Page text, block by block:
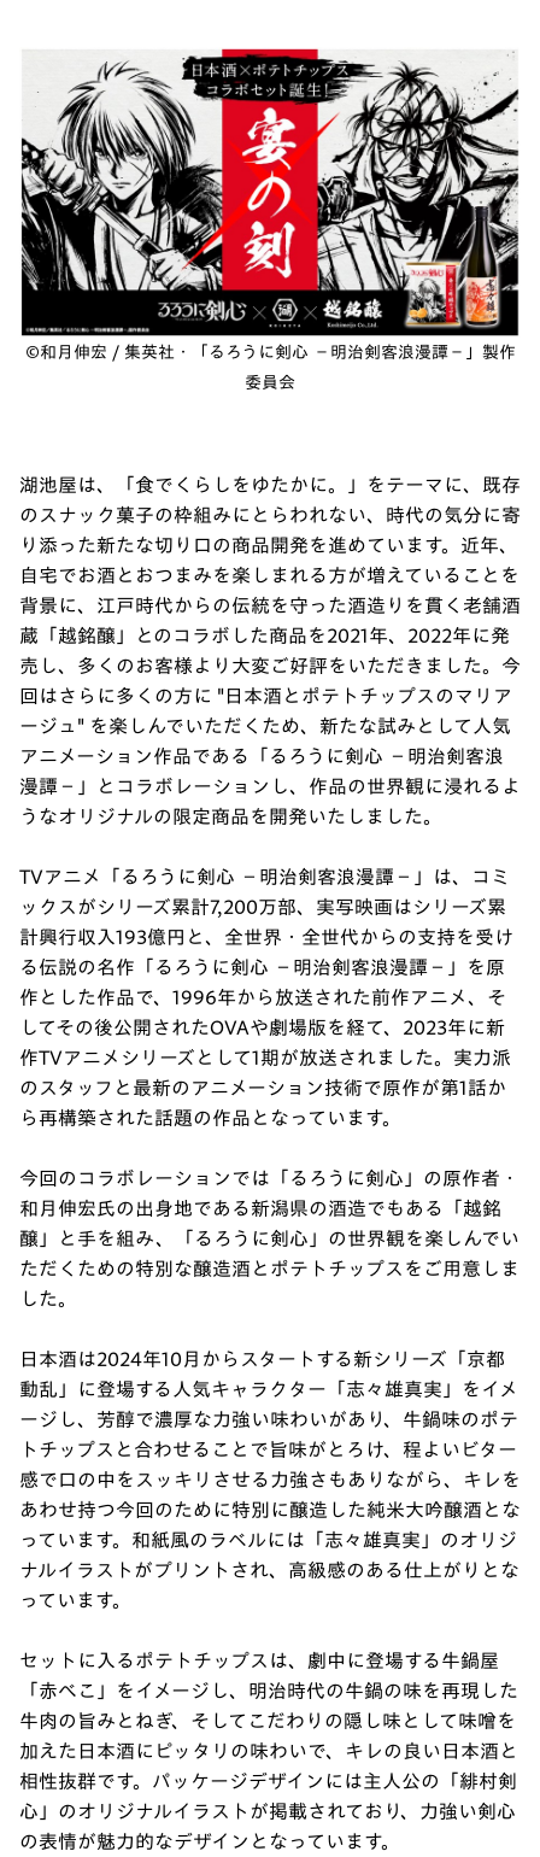
©和月伸宏 / 集英社・「るろうに剣心 －明治剣客浪漫譚－」製作
委員会
湖池屋は、「食でくらしをゆたかに。」をテーマに、既存
のスナック菓子の枠組みにとらわれない、時代の気分に寄
り添った新たな切り口の商品開発を進めています。近年、
自宅でお酒とおつまみを楽しまれる方が増えていることを
背景に、江戸時代からの伝統を守った酒造りを貫く老舗酒
蔵「越銘醸」とのコラボした商品を2021年、2022年に発
売し、多くのお客様より大変ご好評をいただきました。今
回はさらに多くの方に "日本酒とポテトチップスのマリア
ージュ" を楽しんでいただくため、新たな試みとして人気
アニメーション作品である「るろうに剣心 －明治剣客浪
漫譚－」とコラボレーションし、作品の世界観に浸れるよ
うなオリジナルの限定商品を開発いたしました。
TVアニメ「るろうに剣心 －明治剣客浪漫譚－」は、コミ
ックスがシリーズ累計7,200万部、実写映画はシリーズ累
計興行収入193億円と、全世界・全世代からの支持を受け
る伝説の名作「るろうに剣心 －明治剣客浪漫譚－」を原
作とした作品で、1996年から放送された前作アニメ、そ
してその後公開されたOVAや劇場版を経て、2023年に新
作TVアニメシリーズとして1期が放送されました。実力派
のスタッフと最新のアニメーション技術で原作が第1話か
ら再構築された話題の作品となっています。
今回のコラボレーションでは「るろうに剣心」の原作者・
和月伸宏氏の出身地である新潟県の酒造でもある「越銘
醸」と手を組み、「るろうに剣心」の世界観を楽しんでい
ただくための特別な醸造酒とポテトチップスをご用意しま
した。
日本酒は2024年10月からスタートする新シリーズ「京都
動乱」に登場する人気キャラクター「志々雄真実」をイメ
ージし、芳醇で濃厚な力強い味わいがあり、牛鍋味のポテ
トチップスと合わせることで旨味がとろけ、程よいビター
感で口の中をスッキリさせる力強さもありながら、キレを
あわせ持つ今回のために特別に醸造した純米大吟醸酒とな
っています。和紙風のラベルには「志々雄真実」のオリジ
ナルイラストがプリントされ、高級感のある仕上がりとな
っています。
セットに入るポテトチップスは、劇中に登場する牛鍋屋
「赤べこ」をイメージし、明治時代の牛鍋の味を再現した
牛肉の旨みとねぎ、そしてこだわりの隠し味として味噌を
加えた日本酒にピッタリの味わいで、キレの良い日本酒と
相性抜群です。パッケージデザインには主人公の「緋村剣
心」のオリジナルイラストが掲載されており、力強い剣心
の表情が魅力的なデザインとなっています。